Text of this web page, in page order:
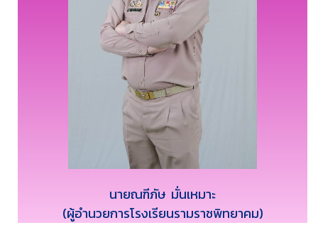
นายณฑีภัษ มั่นเหมาะ
(ผู้อำนวยการโรงเรียนรามราชพิทยาคม)